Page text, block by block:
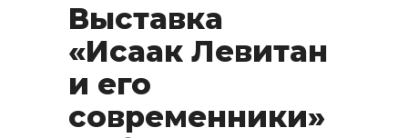
Выставка
«Исаак Левитан
и его
современники»